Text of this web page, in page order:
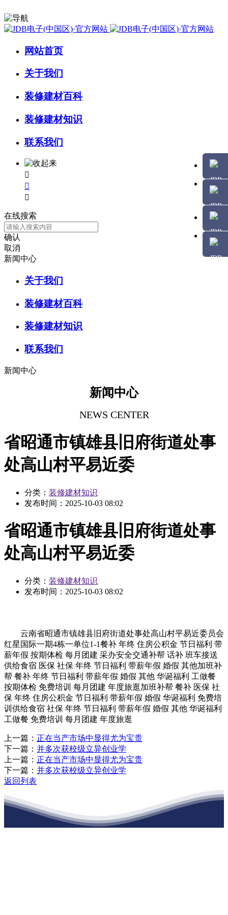
网站首页
关于我们
装修建材百科
装修建材知识
联系我们



在线搜索
确认
取消
新闻中心
关于我们
装修建材百科
装修建材知识
联系我们
新闻中心
新闻中心
NEWS CENTER
省昭通市镇雄县旧府街道处事
处高山村平易近委
分类： 装修建材知识
发布时间： 2025-10-03 08:02
省昭通市镇雄县旧府街道处事
处高山村平易近委
分类： 装修建材知识
发布时间： 2025-10-03 08:02
云南省昭通市镇雄县旧府街道处事处高山村平易近委员会
红星国际一期4栋一单位1-1餐补 年终 住房公积金 节日福利 带
薪年假 按期体检 每月团建 采办安全交通补帮 话补 班车接送
供给食宿 医保 社保 年终 节日福利 带薪年假 婚假 其他加班补
帮 餐补 年终 节日福利 带薪年假 婚假 其他 华诞福利 工做餐
按期体检 免费培训 每月团建 年度旅逛加班补帮 餐补 医保 社
保 年终 住房公积金 节日福利 带薪年假 婚假 华诞福利 免费培
训供给食宿 社保 年终 节日福利 带薪年假 婚假 其他 华诞福利
工做餐 免费培训 每月团建 年度旅逛
上一篇： 正在当产市场中显得尤为宝贵
下一篇： 并多次获校级立异创业学
上一篇： 正在当产市场中显得尤为宝贵
下一篇： 并多次获校级立异创业学
返回列表